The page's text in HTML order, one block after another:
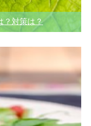
？対策は？